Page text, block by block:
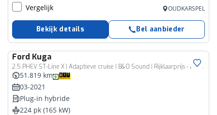
Vergelijk OUDKARSPEL
Bekijk details Bel aanbieder
Ford Kuga
2.5 PHEV ST-Line X | Adaptieve cruise | B&O Sound | Rijklaarprijs - incl.garantie
51.819 km
03-2021
Plug-in hybride
224 pk (165 kW)